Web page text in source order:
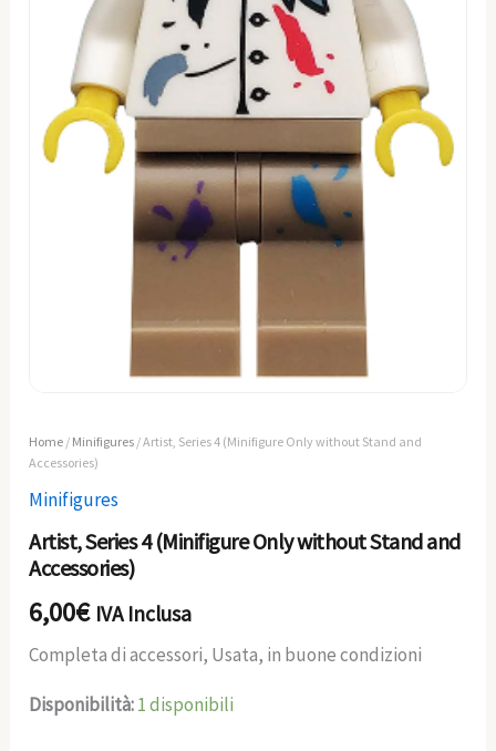
Home / Minifigures / Artist, Series 4 (Minifigure Only without Stand and
Accessories)
Minifigures
Artist, Series 4 (Minifigure Only without Stand and
Accessories)
6,00€ IVA Inclusa
Completa di accessori, Usata, in buone condizioni
Disponibilità:1 disponibili